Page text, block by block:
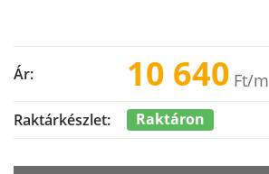
Ár: 10 640 Ft/m
Raktárkészlet: Raktáron